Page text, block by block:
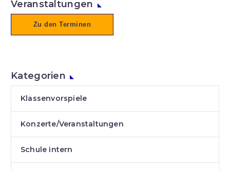
Veranstaltungen
Zu den Terminen
Kategorien
Klassenvorspiele
Konzerte/Veranstaltungen
Schule intern